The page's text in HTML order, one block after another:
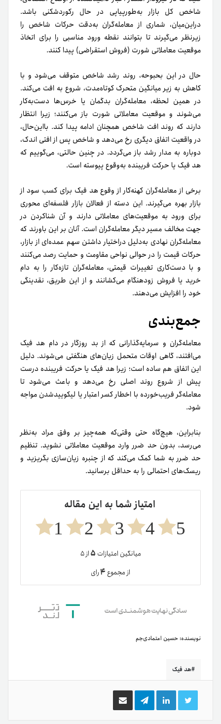
شاخص کل بازار به‌طور‌پیاپی در حال رکوردشکنی باشد.
دراین‌میان، شماری از معامله‌گران به‌دقت حرکات شاخص را
زیرنظر می‌گیرند تا بتوانند نقطه ورود مناسبی را برای اتخاذ
موقعیت معاملاتی شورت (فروش استقراضی) پیدا کنند.
حال در این بحبوحه، روند رشد شاخص متوقف می‌شود و با
کاهش به زیر میانگین متحرک کوتاه‌مدت، شروع به افت می‌کند.
در همین لحظه، معامله‌گران بدگمان یا خرس‌ها دست‌به‌کار
می‌شوند و موقعیت معاملاتی شورت باز می‌کنند؛ زیرا انتظار
دارند که روند افت شاخص همچنان ادامه پیدا کند. بااین‌حال،
در واقعیت اتفاق دیگری رخ می‌دهد و شاخص پس از افتی اندک،
دوباره به مدار رشد باز می‌گردد. در چنین حالتی، می‌گوییم که
هد فیک یا حرکت فریبنده به‌وقوع پیوسته است.
برخی از معامله‌گران کهنه‌کار از وقوع هد فیک برای کسب سود از
بازار بهره می‌گیرند. این دسته از فعالان بازار فلسفه‌ای محوری
برای ورود به موقعیت‌های معاملاتی دارند و آن شنا‌کردن در
جهت مخالف مسیر دیگر معامله‌گران است. آنان بر این باورند که
معامله‌گران نهادی به‌دلیل در‌اختیار داشتن سهم عمده‌ای از بازار،
حرکات قیمت را در حوالی نواحی مقاومت و حمایت رصد می‌کنند
و با دست‌کاری تغییرات قیمتی، معامله‌گران تازه‌کار را به دام
خرید یا فروش زودهنگام می‌کشانند و از این طریق، نقدینگی
خود را افزایش می‌دهند.
جمع‌بندی
معامله‌گران و سرمایه‌گذارانی که از بد روزگار در دام هد فیک
می‌افتند، گاهی اوقات متحمل زیان‌های هنگفتی می‌شوند. دلیل
این اتفاق هم ساده است؛ زیرا هد فیک یا حرکت فریبنده درست
پیش از شروع روند اصلی رخ می‌دهد و باعث می‌شود تا
معامله‌گر فریب‌خورده با اخطار کسر اعتبار یا لیکوییدشدن مواجه
شود.
بنابراین، هیچ‌گاه حتی وقتی‌که همه‌چیز بر وفق مراد به‌نظر
می‌رسد، بدون حد ضرر وارد موقعیت معاملاتی نشوید. تنظیم
حد ضرر به شما کمک می‌کند که از چنبره زیان‌سازی بگریزید و
ریسک‌های احتمالی را به حداقل برسانید.
امتیاز شما به این مقاله
5
4
3
2
1
میانگین امتیازات ۵از ۵
از مجموع۴رای
نویسنده: حسین اعتمادی‌جم
هد فیک
توییتر لینکدینتلگرام اشتراک
گذاری